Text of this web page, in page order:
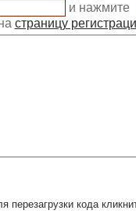
и нажмите
страницу
кода